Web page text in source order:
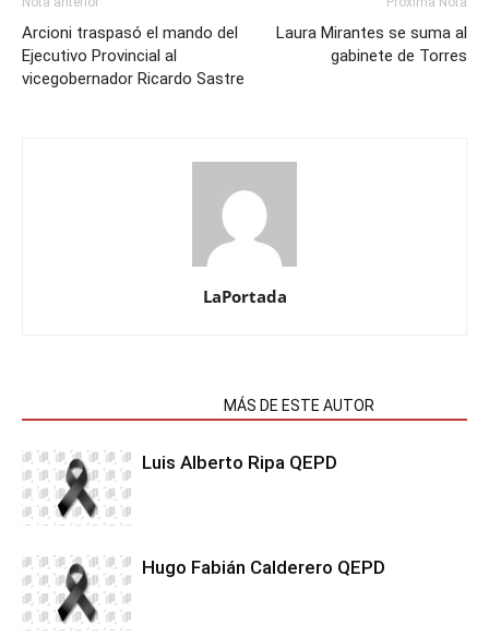
Arcioni traspasó el mando del
Ejecutivo Provincial al
vicegobernador Ricardo Sastre
Laura Mirantes se suma al
gabinete de Torres
LaPortada
MÁS DE ESTE AUTOR
Luis Alberto Ripa QEPD
Hugo Fabián Calderero QEPD